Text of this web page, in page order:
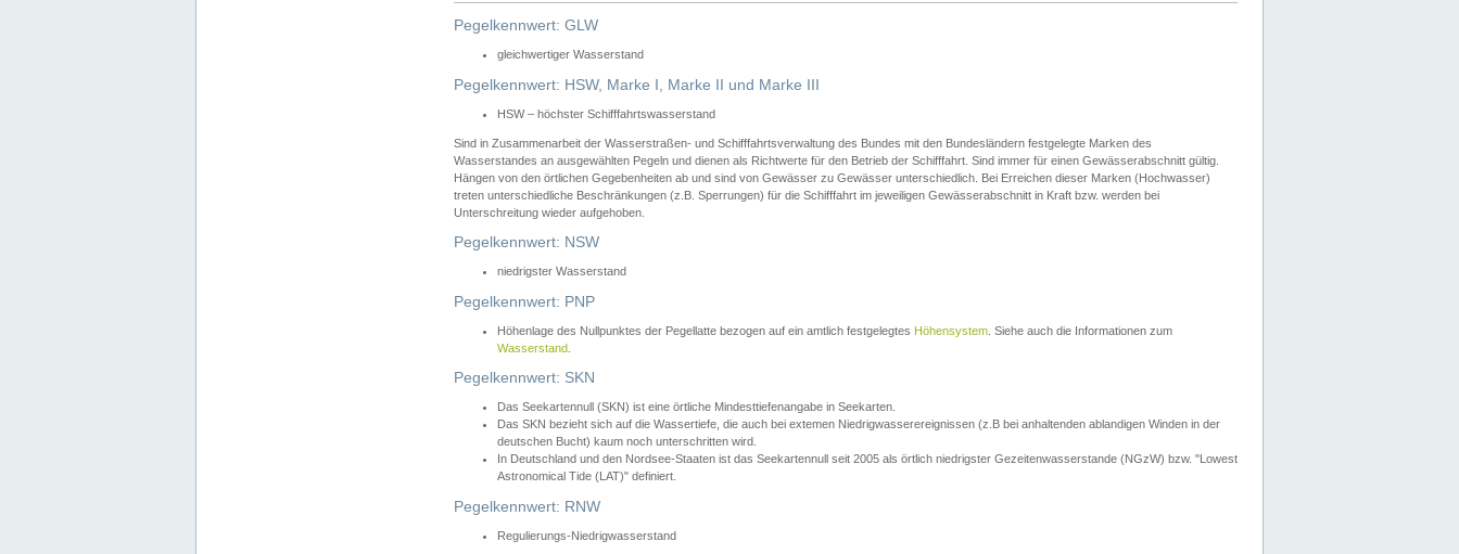
Pegelkennwert: GLW
gleichwertiger Wasserstand
Pegelkennwert: HSW, Marke I, Marke II und Marke III
HSW – höchster Schifffahrtswasserstand
Sind in Zusammenarbeit der Wasserstraßen- und Schifffahrtsverwaltung des Bundes mit den Bundesländern festgelegte Marken des
Wasserstandes an ausgewählten Pegeln und dienen als Richtwerte für den Betrieb der Schifffahrt. Sind immer für einen Gewässerabschnitt gültig.
Hängen von den örtlichen Gegebenheiten ab und sind von Gewässer zu Gewässer unterschiedlich. Bei Erreichen dieser Marken (Hochwasser)
treten unterschiedliche Beschränkungen (z.B. Sperrungen) für die Schifffahrt im jeweiligen Gewässerabschnitt in Kraft bzw. werden bei
Unterschreitung wieder aufgehoben.
Pegelkennwert: NSW
niedrigster Wasserstand
Pegelkennwert: PNP
Höhenlage des Nullpunktes der Pegellatte bezogen auf ein amtlich festgelegtes Höhensystem . Siehe auch die Informationen zum
Wasserstand
Pegelkennwert: SKN
Das Seekartennull (SKN) ist eine örtliche Mindesttiefenangabe in Seekarten.
Das SKN bezieht sich auf die Wassertiefe, die auch bei extemen Niedrigwasserereignissen (z.B bei anhaltenden ablandigen Winden in der
deutschen Bucht) kaum noch unterschritten wird.
In Deutschland und den Nordsee-Staaten ist das Seekartennull seit 2005 als örtlich niedrigster Gezeitenwasserstande (NGzW) bzw. "Lowest
Astronomical Tide (LAT)" definiert.
Pegelkennwert: RNW
Regulierungs-Niedrigwasserstand